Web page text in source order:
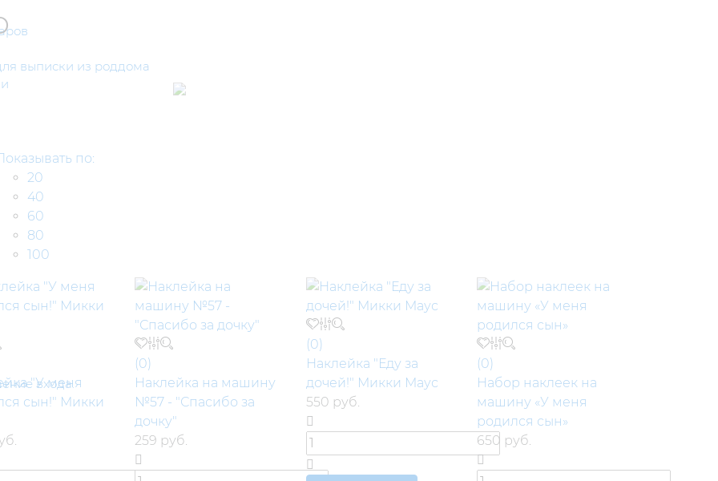
выписки из роддома
входа.
по:
20
40
60
80
100
"У меня
сын!" Микки
(0)
Наклейка на машину
№57 - "Спасибо за
дочку"
259 руб.
(0)
Наклейка "Еду за
дочей!" Микки Маус
550 руб.
(0)
Набор наклеек на
машину «У меня
родился сын»
650 руб.